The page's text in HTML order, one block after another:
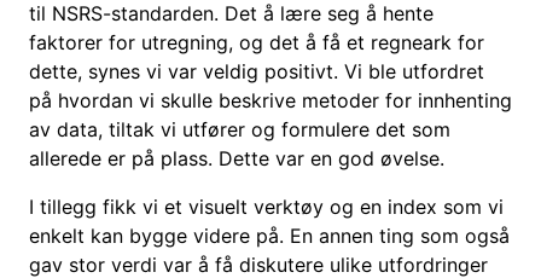
til NSRS-standarden. Det å lære seg å hente
faktorer for utregning, og det å få et regneark for
dette, synes vi var veldig positivt. Vi ble utfordret
på hvordan vi skulle beskrive metoder for innhenting
av data, tiltak vi utfører og formulere det som
allerede er på plass. Dette var en god øvelse.
I tillegg fikk vi et visuelt verktøy og en index som vi
enkelt kan bygge videre på. En annen ting som også
gav stor verdi var å få diskutere ulike utfordringer